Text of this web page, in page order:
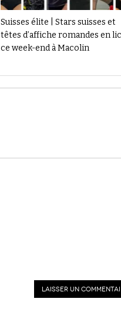
Suisses élite | Stars suisses et
têtes d’affiche romandes en
ce week-end à Macolin